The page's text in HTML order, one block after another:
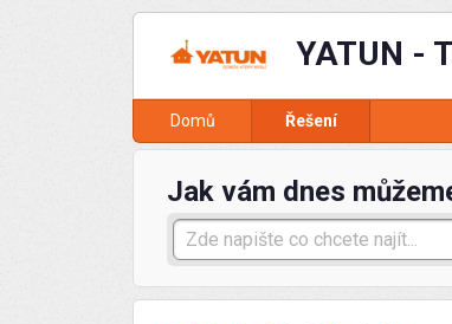
YATUN -
Domů Řešení
Jak vám dnes